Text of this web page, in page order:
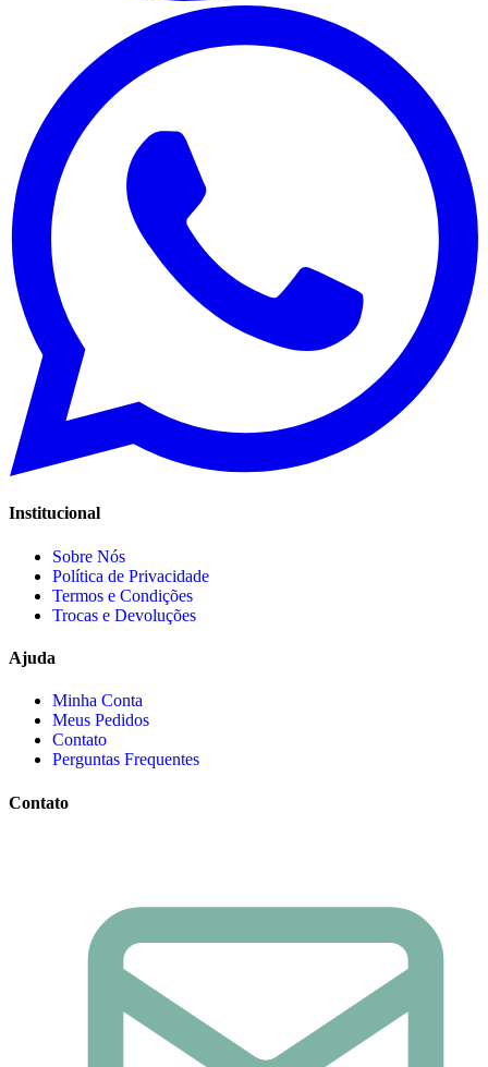
Institucional
Sobre Nós
Política de Privacidade
Termos e Condições
Trocas e Devoluções
Ajuda
Minha Conta
Meus Pedidos
Contato
Perguntas Frequentes
Contato